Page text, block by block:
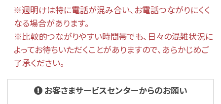
※週明けは特に電話が混み合い、お電話つながりにくく
なる場合があります。
※比較的つながりやすい時間帯でも、日々の混雑状況に
よってお待ちいただくことがありますので、あらかじめご
了承ください。
お客さまサービスセンターからのお願い